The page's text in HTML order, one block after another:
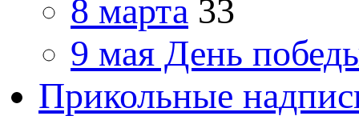
8 марта 33
9 мая День
Прикольные